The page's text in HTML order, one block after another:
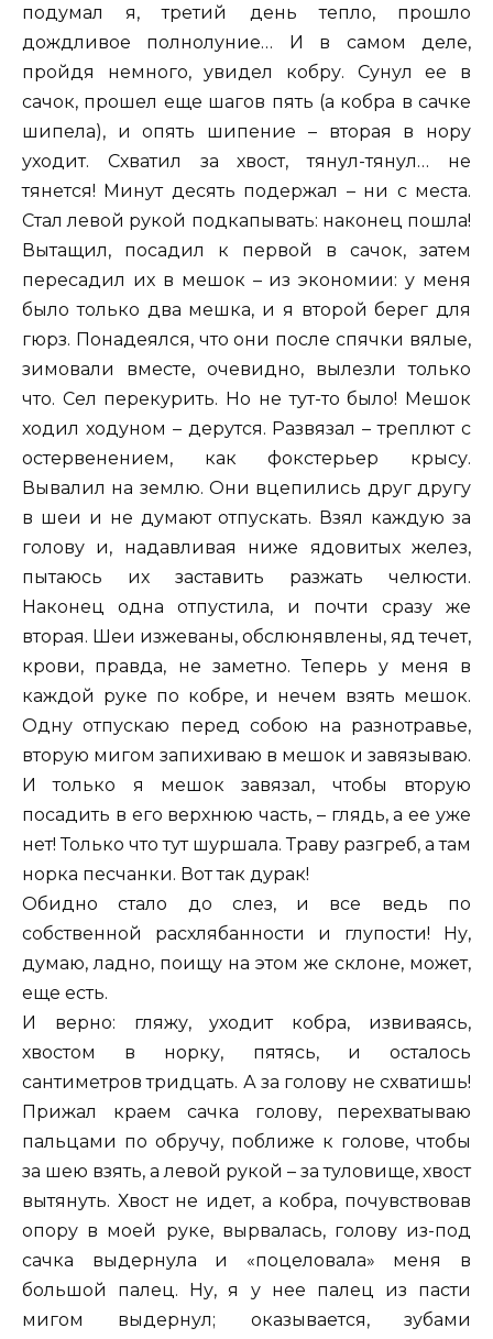
подумал я, третий день тепло, прошло
дождливое полнолуние… И в самом деле,
пройдя немного, увидел кобру. Сунул ее в
сачок, прошел еще шагов пять (а кобра в сачке
шипела), и опять шипение – вторая в нору
уходит. Схватил за хвост, тянул-тянул… не
тянется! Минут десять подержал – ни с места.
Стал левой рукой подкапывать: наконец пошла!
Вытащил, посадил к первой в сачок, затем
пересадил их в мешок – из экономии: у меня
было только два мешка, и я второй берег для
гюрз. Понадеялся, что они после спячки вялые,
зимовали вместе, очевидно, вылезли только
что. Сел перекурить. Но не тут-то было! Мешок
ходил ходуном – дерутся. Развязал – треплют с
остервенением, как фокстерьер крысу.
Вывалил на землю. Они вцепились друг другу
в шеи и не думают отпускать. Взял каждую за
голову и, надавливая ниже ядовитых желез,
пытаюсь их заставить разжать челюсти.
Наконец одна отпустила, и почти сразу же
вторая. Шеи изжеваны, обслюнявлены, яд течет,
крови, правда, не заметно. Теперь у меня в
каждой руке по кобре, и нечем взять мешок.
Одну отпускаю перед собою на разнотравье,
вторую мигом запихиваю в мешок и завязываю.
И только я мешок завязал, чтобы вторую
посадить в его верхнюю часть, – глядь, а ее уже
нет! Только что тут шуршала. Траву разгреб, а там
норка песчанки. Вот так дурак!
Обидно стало до слез, и все ведь по
собственной расхлябанности и глупости! Ну,
думаю, ладно, поищу на этом же склоне, может,
еще есть.
И верно: гляжу, уходит кобра, извиваясь,
хвостом в норку, пятясь, и осталось
сантиметров тридцать. А за голову не схватишь!
Прижал краем сачка голову, перехватываю
пальцами по обручу, поближе к голове, чтобы
за шею взять, а левой рукой – за туловище, хвост
вытянуть. Хвост не идет, а кобра, почувствовав
опору в моей руке, вырвалась, голову из-под
сачка выдернула и «поцеловала» меня в
большой палец. Ну, я у нее палец из пасти
мигом выдернул; оказывается, зубами